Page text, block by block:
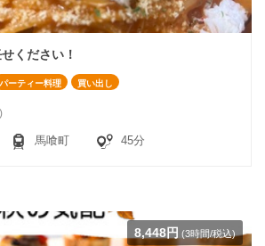
ください！
パーティー料理 買い出し
馬喰町 45分
8,448円 (3時間/税込)